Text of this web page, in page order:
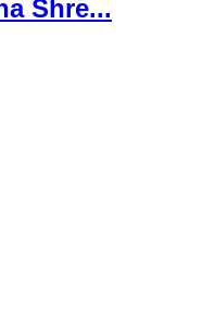
Shre...